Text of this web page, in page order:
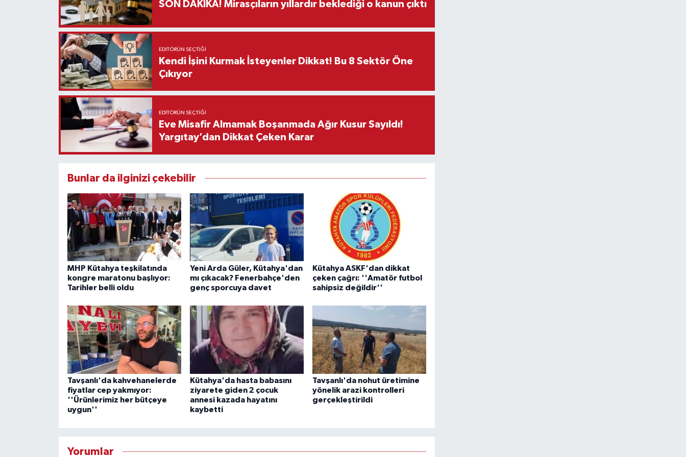
SON DAKİKA! Mirasçıların yıllardır beklediği o kanun çıktı
EDITÖRÜN SEÇTIĞI
Kendi İşini Kurmak İsteyenler Dikkat! Bu 8 Sektör Öne
Çıkıyor
EDITÖRÜN SEÇTIĞI
Eve Misafir Almamak Boşanmada Ağır Kusur Sayıldı!
Yargıtay’dan Dikkat Çeken Karar
Bunlar da ilginizi çekebilir
MHP Kütahya teşkilatında
kongre maratonu başlıyor:
Tarihler belli oldu
Yeni Arda Güler, Kütahya'dan
mı çıkacak? Fenerbahçe'den
genç sporcuya davet
Kütahya ASKF'dan dikkat
çeken çağrı: ''Amatör futbol
sahipsiz değildir''
Tavşanlı'da kahvehanelerde
fiyatlar cep yakmıyor:
''Ürünlerimiz her bütçeye
uygun''
Kütahya'da hasta babasını
ziyarete giden 2 çocuk
annesi kazada hayatını
kaybetti
Tavşanlı'da nohut üretimine
yönelik arazi kontrolleri
gerçekleştirildi
Yorumlar